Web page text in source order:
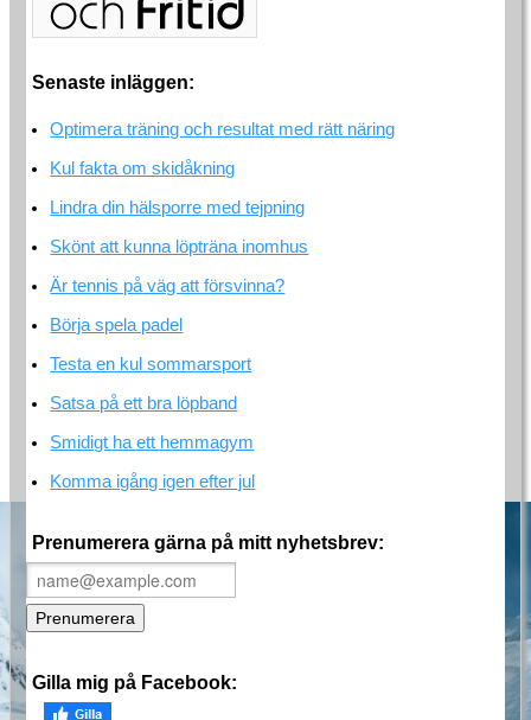
Senaste inläggen:
Optimera träning och resultat med rätt näring
Kul fakta om skidåkning
Lindra din hälsporre med tejpning
Skönt att kunna löpträna inomhus
Är tennis på väg att försvinna?
Börja spela padel
Testa en kul sommarsport
Satsa på ett bra löpband
Smidigt ha ett hemmagym
Komma igång igen efter jul
Prenumerera gärna på mitt nyhetsbrev:
Gilla mig på Facebook: